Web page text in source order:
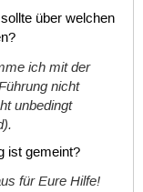
über welchen
ich mit der
nicht
unbedingt
ist gemeint?
für Eure Hilfe!